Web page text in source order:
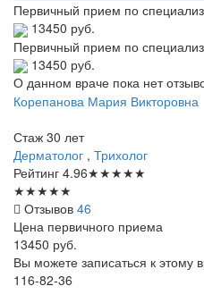
Первичный прием по
13450 руб.
Первичный прием по
13450 руб.
О данном враче пока нет
Корепанова Мария Викторовна
Стаж 30 лет
Дерматолог , Трихолог
Рейтинг 4.96★★★★★
★★★★★
Отзывов 46
Цена первичного приема
13450 руб.
Вы можете записаться к этому
116-82-36